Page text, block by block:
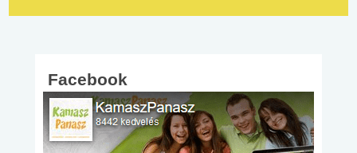
Facebook